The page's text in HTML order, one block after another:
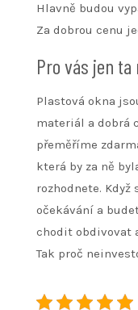
Hlavně budou
Za dobrou cenu
Pro vás jen ta
Plastová okna
materiál a dobrá
přeměříme
která by za ně
rozhodnete.
očekávání a
chodit obdivovat
Tak proč